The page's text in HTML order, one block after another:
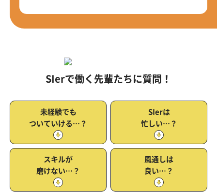
SIerで働く先輩たちに質問！
未経験でも
ついていける…？
SIerは
忙しい…？
スキルが
磨けない…？
風通しは
良い…？